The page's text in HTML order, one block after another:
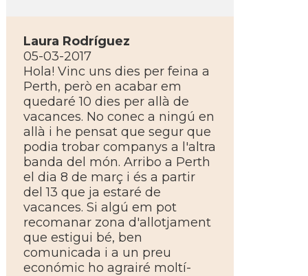
Laura Rodrí­guez
05-03-2017
Hola! Vinc uns dies per feina a
Perth, però en acabar em
quedaré 10 dies per allà de
vacances. No conec a ningú en
allà i he pensat que segur que
podia trobar companys a l'altra
banda del món. Arribo a Perth
el dia 8 de març i és a partir
del 13 que ja estaré de
vacances. Si algú em pot
recomanar zona d'allotjament
que estigui bé, ben
comunicada i a un preu
económic ho agrairé moltí­